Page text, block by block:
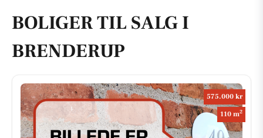
BOLIGER TIL SALG I
BRENDERUP
575.000 kr
110 m2